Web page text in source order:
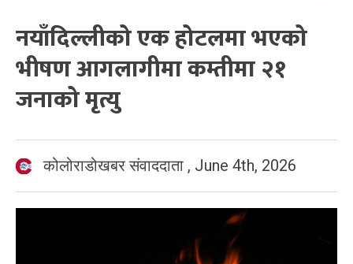
नयाँदिल्लीको एक होटलमा भएको
भीषण आगलागीमा कम्तीमा २१
जनाको मृत्यु
कोलोराडोखबर संवाददाता , June 4th, 2026